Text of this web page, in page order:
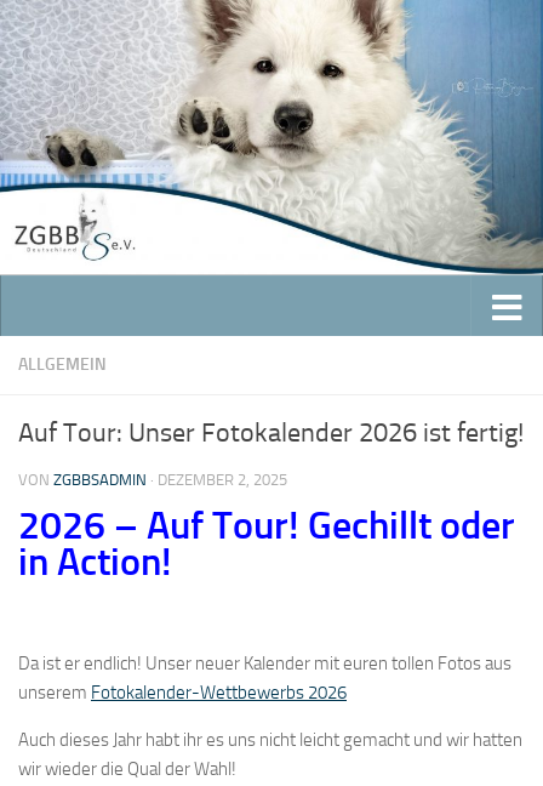
Zum Inhalt springen
ALLGEMEIN
Auf Tour: Unser Fotokalender 2026 ist fertig!
VON ZGBBSADMIN · DEZEMBER 2, 2025
2026 – Auf Tour! Gechillt oder
in Action!
Da ist er endlich! Unser neuer Kalender mit euren tollen Fotos aus
unserem Fotokalender-Wettbewerbs 2026
Auch dieses Jahr habt ihr es uns nicht leicht gemacht und wir hatten
wir wieder die Qual der Wahl!